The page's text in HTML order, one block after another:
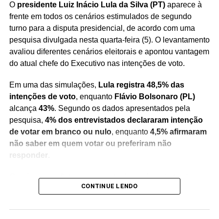
O presidente Luiz Inácio Lula da Silva (PT)aparece à
frente em todos os cenários estimulados de segundo
turno para a disputa presidencial, de acordo com uma
pesquisa divulgada nesta quarta-feira (5). O levantamento
avaliou diferentes cenários eleitorais e apontou vantagem
do atual chefe do Executivo nas intenções de voto.
Em uma das simulações, Lula registra 48,5% das
intenções de voto, enquanto Flávio Bolsonaro (PL)
alcança 43%. Segundo os dados apresentados pela
pesquisa, 4% dos entrevistados declararam intenção
de votar em branco ou nulo, enquanto 4,5% afirmaram
não saber em quem votar ou preferiram não
Os números refletem um recorte do cenário eleitoral no
momento da realização do levantamento e servem como
Pesquisas de intenção de voto não representam
CONTINUE LENDO